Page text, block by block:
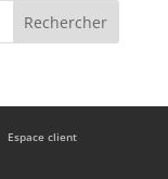
Espace client